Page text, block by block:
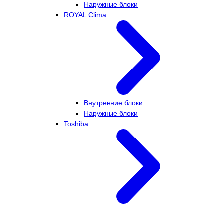
Наружные блоки
ROYAL Clima
Внутренние блоки
Наружные блоки
Toshiba